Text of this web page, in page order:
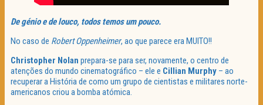
De génio e de louco, todos temos um pouco.
No caso de Robert Oppenheimer, ao que parece era MUITO!!
Christopher Nolan prepara-se para ser, novamente, o centro de
atenções do mundo cinematográfico – ele e Cillian Murphy – ao
recuperar a História de como um grupo de cientistas e militares norte-
americanos criou a bomba atómica.